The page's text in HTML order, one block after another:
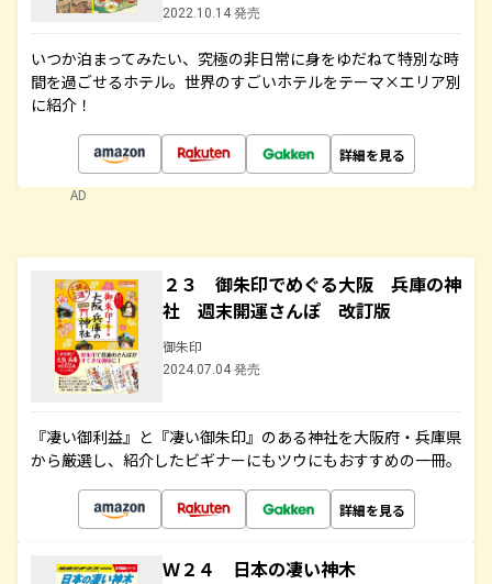
2022.10.14 発売
いつか泊まってみたい、究極の非日常に身をゆだねて特別な時
間を過ごせるホテル。世界のすごいホテルをテーマ×エリア別
に紹介！
詳細を見る
AD
２３ 御朱印でめぐる大阪 兵庫の神
社 週末開運さんぽ 改訂版
御朱印
2024.07.04 発売
『凄い御利益』と『凄い御朱印』のある神社を大阪府・兵庫県
から厳選し、紹介したビギナーにもツウにもおすすめの一冊。
詳細を見る
Ｗ２４ 日本の凄い神木